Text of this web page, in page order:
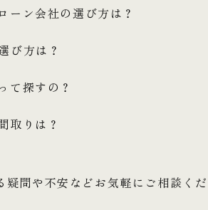
ーン会社の選び方は？
び方は？
て探すの？
取りは？
問や不安などお気軽にご相談くだ